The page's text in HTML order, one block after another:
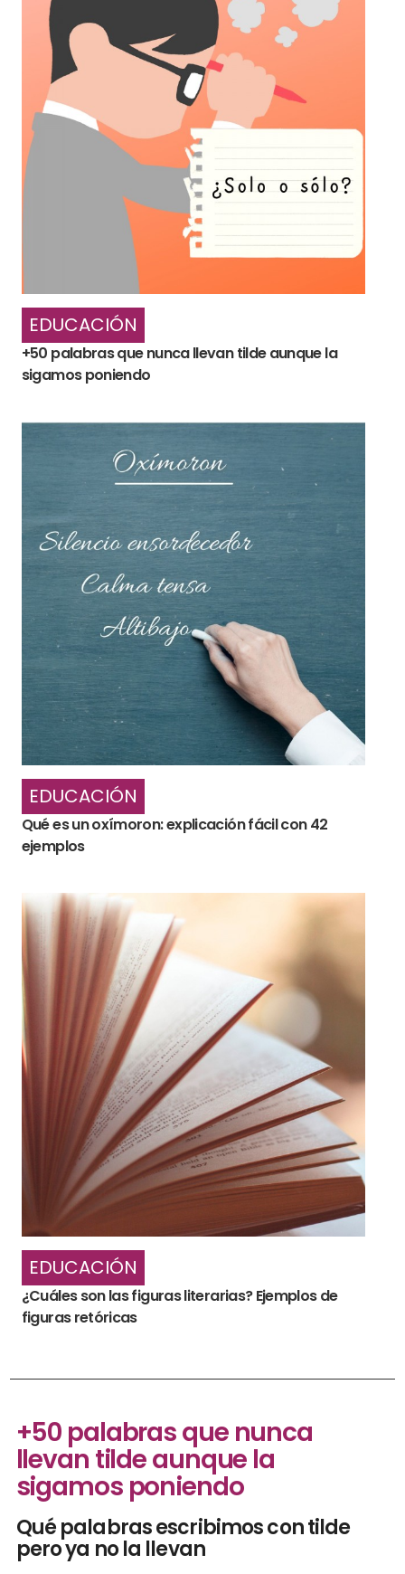
EDUCACIÓN
+50 palabras que nunca llevan tilde aunque la
sigamos poniendo
EDUCACIÓN
Qué es un oxímoron: explicación fácil con 42
ejemplos
EDUCACIÓN
¿Cuáles son las figuras literarias? Ejemplos de
figuras retóricas
+50 palabras que nunca
llevan tilde aunque la
sigamos poniendo
Qué palabras escribimos con tilde
pero ya no la llevan